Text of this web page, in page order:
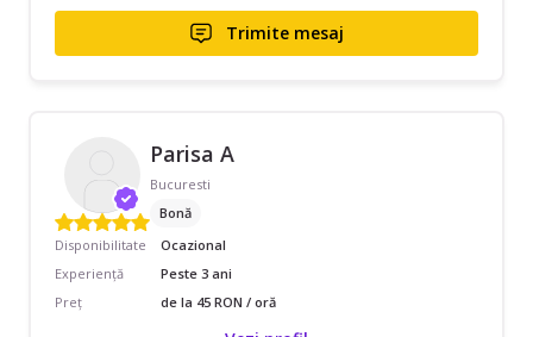
Trimite mesaj
Parisa A
Bucuresti
Bonă
Disponibilitate
Ocazional
Experiență
Peste 3 ani
Preț
de la 45 RON / oră